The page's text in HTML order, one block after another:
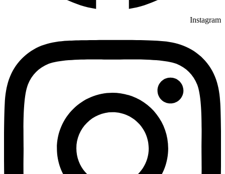
Instagram